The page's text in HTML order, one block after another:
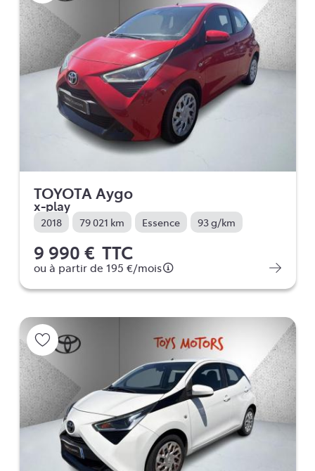
TOYOTA Aygo
x-play
2018 79 021 km Essence 93 g/km
9 990 € TTC
ou à partir de 195 €/mois